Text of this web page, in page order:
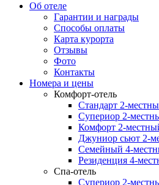
Об отеле
Гарантии и награды
Способы оплаты
Карта курорта
Отзывы
Фото
Контакты
Номера и цены
Комфорт-отель
Стандарт 2-
Супериор 2-
Комфорт 2-
Джуниор сьют 2-
Семейный 4-
Резиденция 4-
Спа-отель
Супериор 2-